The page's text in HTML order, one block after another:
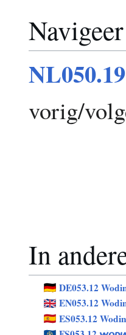
Navigeer
vorig/
In
DE053.12
EN053.12
ES053.12 Wodin